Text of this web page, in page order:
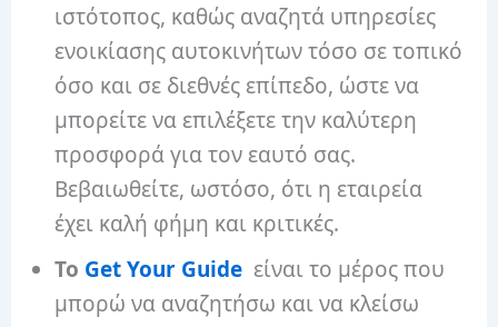
ιστότοπος, καθώς αναζητά υπηρεσίες
ενοικίασης αυτοκινήτων τόσο σε τοπικό
όσο και σε διεθνές επίπεδο, ώστε να
μπορείτε να επιλέξετε την καλύτερη
προσφορά για τον εαυτό σας.
Βεβαιωθείτε, ωστόσο, ότι η εταιρεία
έχει καλή φήμη και κριτικές.
Το Get Your Guide είναι το μέρος που
μπορώ να αναζητήσω και να κλείσω